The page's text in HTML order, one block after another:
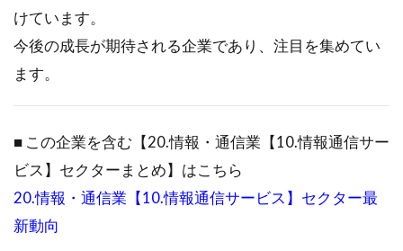
けています。
今後の成長が期待される企業であり、注目を集めてい
ます。
■ この企業を含む【20.情報・通信業【10.情報通信サー
ビス】セクターまとめ】はこちら
20.情報・通信業【10.情報通信サービス】セクター最
新動向